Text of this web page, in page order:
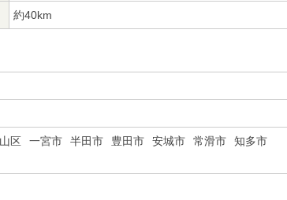
約40km
区 一宮市 半田市 豊田市 安城市 常滑市
知多市